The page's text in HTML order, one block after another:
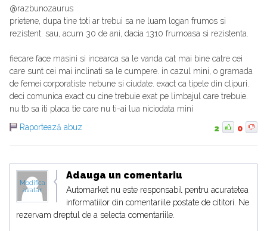
@razbunozaurus
prietene, dupa tine toti ar trebui sa ne luam logan frumos si
rezistent. sau, acum 30 de ani, dacia 1310 frumoasa si rezistenta.
fiecare face masini si incearca sa le vanda cat mai bine catre cei
care sunt cei mai inclinati sa le cumpere. in cazul mini, o gramada
de femei corporatiste nebune si ciudate. exact ca tipele din clipuri.
deci comunica exact cu cine trebuie exat pe limbajul care trebuie.
nu tb sa iti placa tie care nu ti-ai lua niciodata mini
Raportează abuz
2 0
Modifica
avatar
Adauga un comentariu
Automarket nu este responsabil pentru acuratetea
informatiilor din comentariile postate de cititori. Ne
rezervam dreptul de a selecta comentariile.